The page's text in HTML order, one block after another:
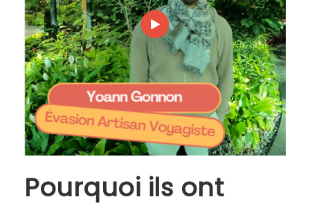
Pourquoi ils ont